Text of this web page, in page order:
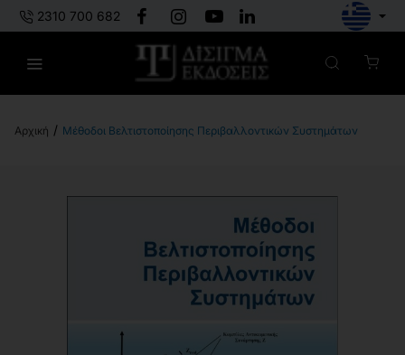
2310 700 682
Μέθοδοι Βελτιστοποίησης Περιβαλλοντικών Συστημάτων